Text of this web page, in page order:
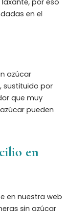
en el
azúcar
sustituido por
que muy
pueden
en
en nuestra web
sin azúcar